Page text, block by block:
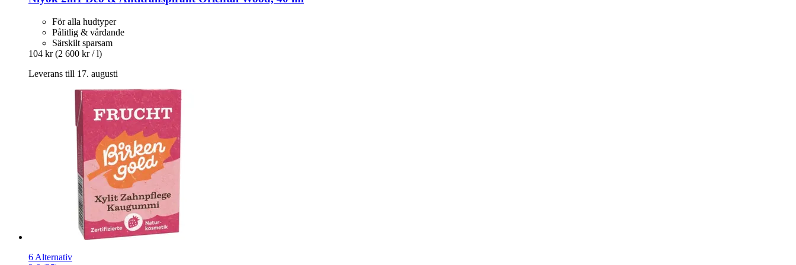
För alla hudtyper
Pålitlig & vårdande
Särskilt sparsam
104 kr (2 600 kr / l)
Leverans till 17. augusti
6 Alternativ